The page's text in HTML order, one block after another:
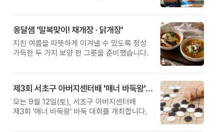
옹달샘 '말복맞이! 채개장 · 닭개장'
지친 여름을 따뜻하게 이겨낼 수 있도록 정성
가득한 두 가지 보양 한 그릇을 준비했습니다.
제3회 서초구 아버지센터배 '매너 바둑왕' 대회
오는 9월 12일(토), 서초구 아버지센터배
제3회 '매너 바둑왕' 바둑 대회를 개최합니다.